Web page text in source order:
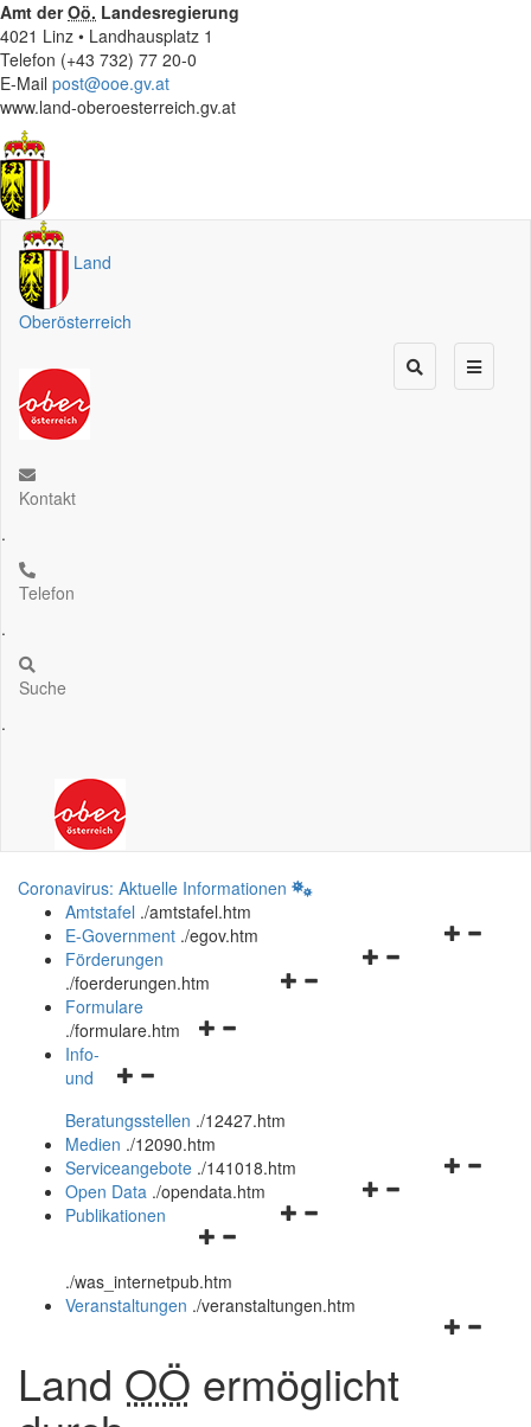
Amt derOö. Landesregierung
4021 Linz • Landhausplatz 1
Telefon (+43 732) 77 20-0
E-Mail post@ooe.gv.at
www.land-oberoesterreich.gv.at
Land
Oberösterreich
Kontakt
.
Telefon
.
Suche
.
Coronavirus: Aktuelle Informationen
Amtstafel ./amtstafel.htm
Navigationsmenü
E-Government ./egov.htm
Navigationsmenü
Förderungen
./foerderungen.htm
Navigationsmenü
Formulare
./formulare.htm
Navigationsmenü
und
schließen
Info-
und
Beratungsstellen ./12427.htm
Medien ./12090.htm
Navigationsmenü
Serviceangebote ./141018.htm
Navigationsmenü
Open Data ./opendata.htm
Navigationsmenü
und
schließen
Publikationen
./was_internetpub.htm
Veranstaltungen ./veranstaltungen.htm
Land OÖ ermöglicht